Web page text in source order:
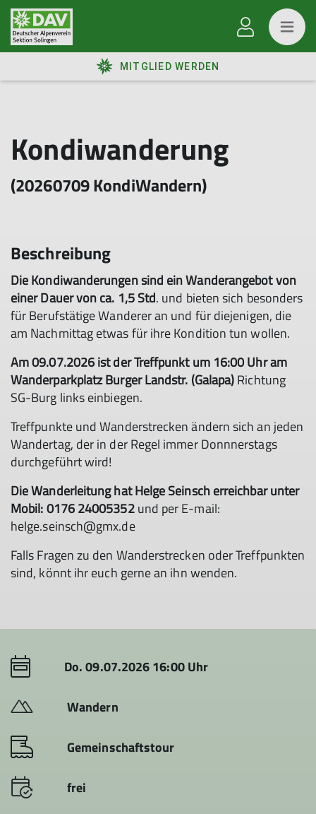
MITGLIED WERDEN
Kondiwanderung
(20260709 KondiWandern)
Beschreibung
Die Kondiwanderungen sind ein Wanderangebot von
einer Dauer von ca. 1,5 Std. und bieten sich besonders
für Berufstätige Wanderer an und für diejenigen, die
am Nachmittag etwas für ihre Kondition tun wollen.
Am 09.07.2026 ist der Treffpunkt um 16:00 Uhr am
Wanderparkplatz Burger Landstr. (Galapa)Richtung
SG-Burg links einbiegen.
Treffpunkte und Wanderstrecken ändern sich an jeden
Wandertag, der in der Regel immer Donnnerstags
durchgeführt wird!
Die Wanderleitung hat Helge Seinsch erreichbar unter
Mobil: 0176 24005352und per E-mail:
helge.seinsch@gmx.de
Falls Fragen zu den Wanderstrecken oder Treffpunkten
sind, könnt ihr euch gerne an ihn wenden.
Do. 09.07.2026 16:00 Uhr
Wandern
Gemeinschaftstour
frei